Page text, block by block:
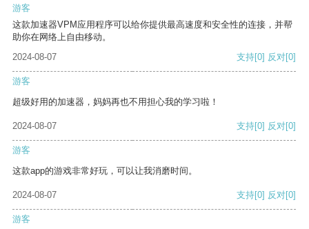
游客
这款加速器VPM应用程序可以给你提供最高速度和安全性的连接，并帮
助你在网络上自由移动。
2024-08-07
支持[0] 反对[0]
游客
超级好用的加速器，妈妈再也不用担心我的学习啦！
2024-08-07 支持[0] 反对[0]
游客
这款app的游戏非常好玩，可以让我消磨时间。
2024-08-07 支持[0] 反对[0]
游客